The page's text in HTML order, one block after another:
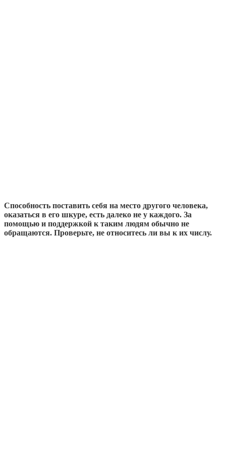
Способность поставить себя на место другого человека,
оказаться в его шкуре, есть далеко не у каждого. За
помощью и поддержкой к таким людям обычно не
обращаются. Проверьте, не относитесь ли вы к их числу.